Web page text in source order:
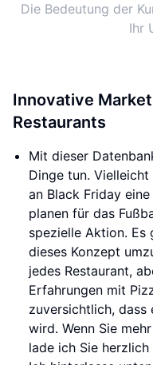
Die Bedeutung der
Ihr
Innovative
Restaurants
Mit dieser
Dinge tun.
an Black Friday
planen für das
spezielle Aktion.
dieses Konzept
jedes Restaurant,
Erfahrungen mit
zuversichtlich, dass
wird. Wenn Sie
lade ich Sie